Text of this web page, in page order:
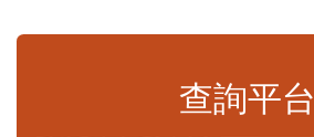
查詢平台